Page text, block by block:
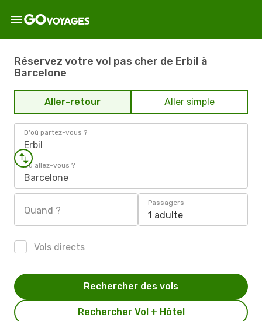
Réservez votre vol pas cher de Erbil à
Barcelone
Aller-retour Aller simple
D'où partez-vous ?
Erbil
Où allez-vous ?
Barcelone
Quand ?
Passagers
1 adulte
Vols directs
Rechercher Vol + Hôtel
Rechercher des vols